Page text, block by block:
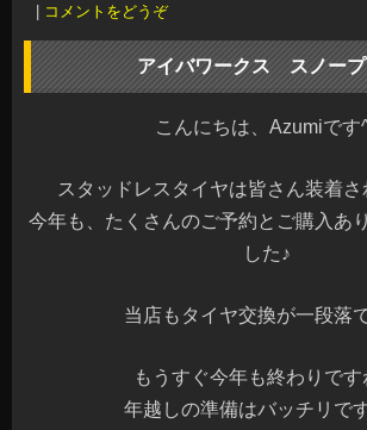
コメントをどうぞ
アイバワークス スノープ
こんにちは、Azumiです
スタッドレスタイヤは皆さん装着
今年も、たくさんのご予約とご購入あ
した♪
当店もタイヤ交換が一段落
もうすぐ今年も終わりです
年越しの準備はバッチリで